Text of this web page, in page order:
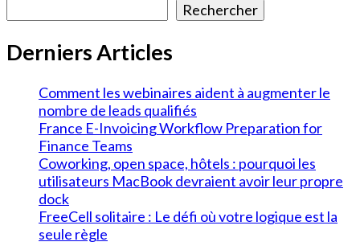
Rechercher
Derniers Articles
Comment les webinaires aident à augmenter le
nombre de leads qualifiés
France E-Invoicing Workflow Preparation for
Finance Teams
Coworking, open space, hôtels : pourquoi les
utilisateurs MacBook devraient avoir leur propre
dock
FreeCell solitaire : Le défi où votre logique est la
seule règle